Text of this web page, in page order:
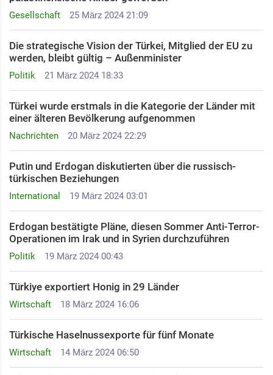
Gesellschaft 25 März 2024 21:09
Politik 21 März 2024 18:33
Die strategische Vision der Türkei, Mitglied der EU zu
werden, bleibt gültig – Außenminister
Nachrichten 20 März 2024 22:29
Türkei wurde erstmals in die Kategorie der Länder mit
einer älteren Bevölkerung aufgenommen
International 19 März 2024 03:01
Putin und Erdogan diskutierten über die russisch-
türkischen Beziehungen
Politik 19 März 2024 00:43
Erdogan bestätigte Pläne, diesen Sommer Anti-Terror-
Operationen im Irak und in Syrien durchzuführen
Wirtschaft 18 März 2024 16:06
Türkiye exportiert Honig in 29 Länder
Wirtschaft 14 März 2024 06:50
Türkische Haselnussexporte für fünf Monate